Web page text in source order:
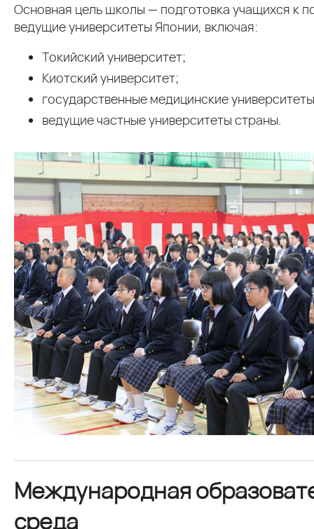
Основная цель школы — подготовка учащихся к
ведущие университеты Японии, включая:
Токийский университет;
Киотский университет;
государственные медицинские
ведущие частные университеты страны.
Международная
среда